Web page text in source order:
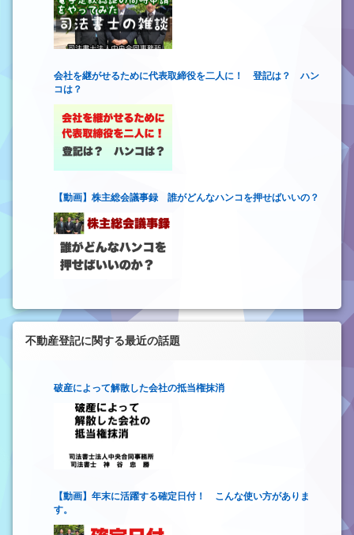
会社を継がせるために代表取締役を二人に！ 登記は？ ハン
コは？
【動画】株主総会議事録 誰がどんなハンコを押せばいいの？
不動産登記に関する最近の話題
破産によって解散した会社の抵当権抹消
【動画】年末に活躍する確定日付！ こんな使い方がありま
す。